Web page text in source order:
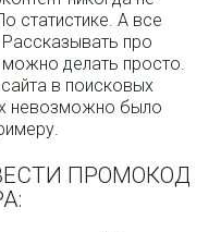
статистике. А все
про
делать просто.
в поисковых
невозможно было
ПРОМОКОД